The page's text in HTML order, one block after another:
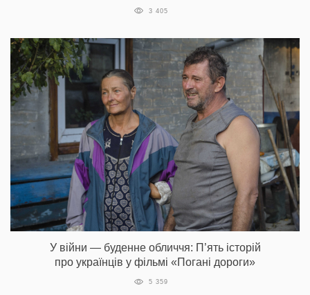
3 405
У війни — буденне обличчя: П’ять історій
про українців у фільмі «Погані дороги»
5 359